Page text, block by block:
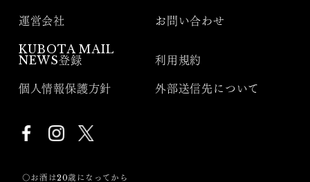
運営会社 お問い合わせ
KUBOTA MAIL
NEWS登録
利用規約
個人情報保護方針 外部送信先について
〇お酒は20歳になってから